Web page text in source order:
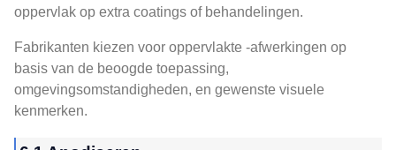
oppervlak op extra coatings of behandelingen.
Fabrikanten kiezen voor oppervlakte -afwerkingen op
basis van de beoogde toepassing,
omgevingsomstandigheden, en gewenste visuele
kenmerken.